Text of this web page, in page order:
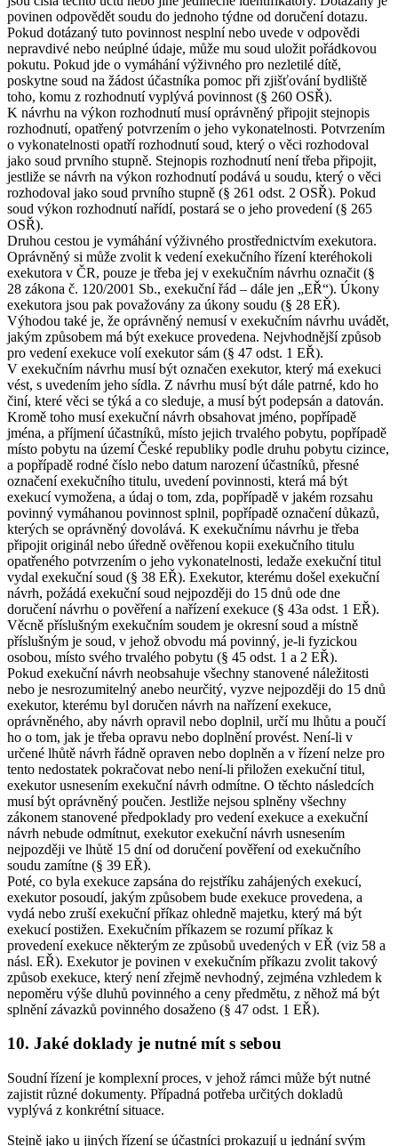
povinen odpovědět soudu do jednoho týdne od doručení dotazu.
Pokud dotázaný tuto povinnost nesplní nebo uvede v odpovědi
nepravdivé nebo neúplné údaje, může mu soud uložit pořádkovou
pokutu. Pokud jde o vymáhání výživného pro nezletilé dítě,
poskytne soud na žádost účastníka pomoc při zjišťování bydliště
toho, komu z rozhodnutí vyplývá povinnost (§ 260 OSŘ).
K návrhu na výkon rozhodnutí musí oprávněný připojit stejnopis
rozhodnutí, opatřený potvrzením o jeho vykonatelnosti. Potvrzením
o vykonatelnosti opatří rozhodnutí soud, který o věci rozhodoval
jako soud prvního stupně. Stejnopis rozhodnutí není třeba připojit,
jestliže se návrh na výkon rozhodnutí podává u soudu, který o věci
rozhodoval jako soud prvního stupně (§ 261 odst. 2 OSŘ). Pokud
soud výkon rozhodnutí nařídí, postará se o jeho provedení (§ 265
OSŘ).
Druhou cestou je vymáhání výživného prostřednictvím exekutora.
Oprávněný si může zvolit k vedení exekučního řízení kteréhokoli
exekutora v ČR, pouze je třeba jej v exekučním návrhu označit (§
28 zákona č. 120/2001 Sb., exekuční řád – dále jen „EŘ“). Úkony
exekutora jsou pak považovány za úkony soudu (§ 28 EŘ).
Výhodou také je, že oprávněný nemusí v exekučním návrhu uvádět,
jakým způsobem má být exekuce provedena. Nejvhodnější způsob
pro vedení exekuce volí exekutor sám (§ 47 odst. 1 EŘ).
V exekučním návrhu musí být označen exekutor, který má exekuci
vést, s uvedením jeho sídla. Z návrhu musí být dále patrné, kdo ho
činí, které věci se týká a co sleduje, a musí být podepsán a datován.
Kromě toho musí exekuční návrh obsahovat jméno, popřípadě
jména, a příjmení účastníků, místo jejich trvalého pobytu, popřípadě
místo pobytu na území České republiky podle druhu pobytu cizince,
a popřípadě rodné číslo nebo datum narození účastníků, přesné
označení exekučního titulu, uvedení povinnosti, která má být
exekucí vymožena, a údaj o tom, zda, popřípadě v jakém rozsahu
povinný vymáhanou povinnost splnil, popřípadě označení důkazů,
kterých se oprávněný dovolává. K exekučnímu návrhu je třeba
připojit originál nebo úředně ověřenou kopii exekučního titulu
opatřeného potvrzením o jeho vykonatelnosti, ledaže exekuční titul
vydal exekuční soud (§ 38 EŘ). Exekutor, kterému došel exekuční
návrh, požádá exekuční soud nejpozději do 15 dnů ode dne
doručení návrhu o pověření a nařízení exekuce (§ 43a odst. 1 EŘ).
Věcně příslušným exekučním soudem je okresní soud a místně
příslušným je soud, v jehož obvodu má povinný, je-li fyzickou
osobou, místo svého trvalého pobytu (§ 45 odst. 1 a 2 EŘ).
Pokud exekuční návrh neobsahuje všechny stanovené náležitosti
nebo je nesrozumitelný anebo neurčitý, vyzve nejpozději do 15 dnů
exekutor, kterému byl doručen návrh na nařízení exekuce,
oprávněného, aby návrh opravil nebo doplnil, určí mu lhůtu a poučí
ho o tom, jak je třeba opravu nebo doplnění provést. Není-li v
určené lhůtě návrh řádně opraven nebo doplněn a v řízení nelze pro
tento nedostatek pokračovat nebo není-li přiložen exekuční titul,
exekutor usnesením exekuční návrh odmítne. O těchto následcích
musí být oprávněný poučen. Jestliže nejsou splněny všechny
zákonem stanovené předpoklady pro vedení exekuce a exekuční
návrh nebude odmítnut, exekutor exekuční návrh usnesením
nejpozději ve lhůtě 15 dní od doručení pověření od exekučního
soudu zamítne (§ 39 EŘ).
Poté, co byla exekuce zapsána do rejstříku zahájených exekucí,
exekutor posoudí, jakým způsobem bude exekuce provedena, a
vydá nebo zruší exekuční příkaz ohledně majetku, který má být
exekucí postižen. Exekučním příkazem se rozumí příkaz k
provedení exekuce některým ze způsobů uvedených v EŘ (viz 58 a
násl. EŘ). Exekutor je povinen v exekučním příkazu zvolit takový
způsob exekuce, který není zřejmě nevhodný, zejména vzhledem k
nepoměru výše dluhů povinného a ceny předmětu, z něhož má být
splnění závazků povinného dosaženo (§ 47 odst. 1 EŘ).
10. Jaké doklady je nutné mít s sebou
Soudní řízení je komplexní proces, v jehož rámci může být nutné
zajistit různé dokumenty. Případná potřeba určitých dokladů
vyplývá z konkrétní situace.
Stejně jako u jiných řízení se účastníci prokazují u jednání svým